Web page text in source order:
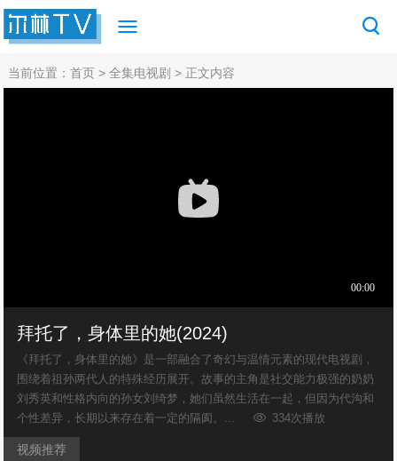
当前位置：首页 >全集电视剧 > 正文内容
拜托了，身体里的她(2024)
《拜托了，身体里的她》是一部融合了奇幻与温情元素的现代电视剧，
围绕着祖孙两代人的特殊经历展开。故事的主角是社交能力极强的奶奶
刘秀英和性格内向的孙女刘绮梦，她们虽然生活在一起，但因为代沟和
个性差异，长期以来存在着一定的隔阂。...
334次播放
视频推荐